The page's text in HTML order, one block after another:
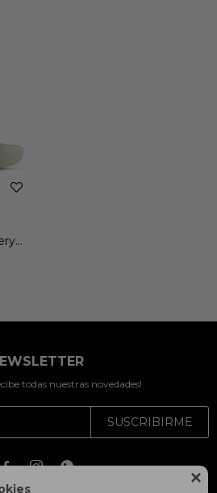

todas nuestras novedades!
SUSCRIBIRME
  